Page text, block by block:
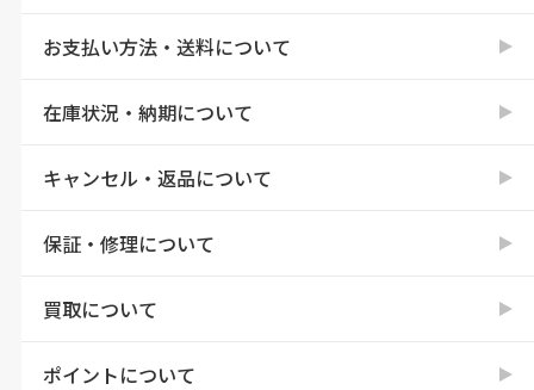
お支払い方法・送料について
在庫状況・納期について
キャンセル・返品について
保証・修理について
買取について
ポイントについて